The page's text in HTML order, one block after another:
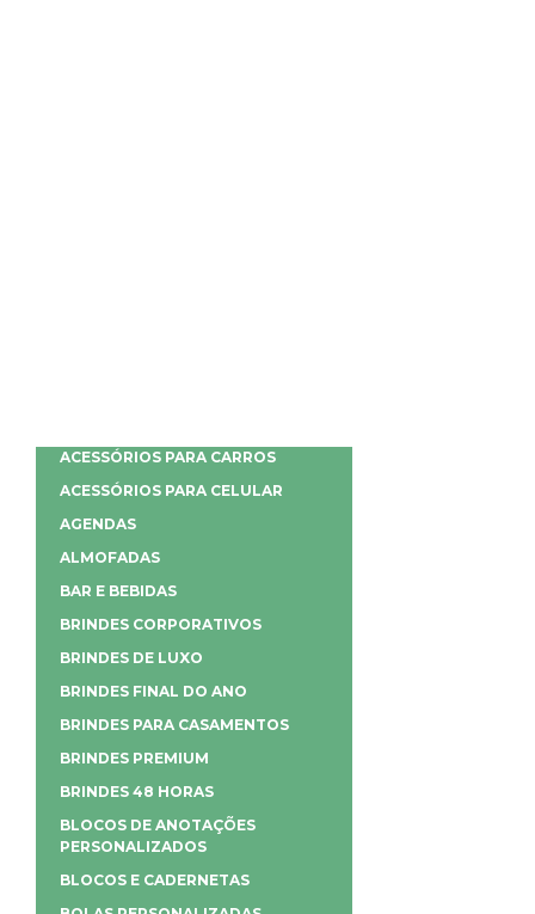
ACESSÓRIOS PARA CARROS
ACESSÓRIOS PARA CELULAR
AGENDAS
ALMOFADAS
BAR E BEBIDAS
BRINDES CORPORATIVOS
BRINDES DE LUXO
BRINDES FINAL DO ANO
BRINDES PARA CASAMENTOS
BRINDES PREMIUM
BRINDES 48 HORAS
BLOCOS DE ANOTAÇÕES
PERSONALIZADOS
BLOCOS E CADERNETAS